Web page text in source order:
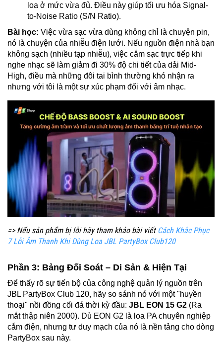
loa ở mức vừa đủ. Điều này giúp tối ưu hóa Signal-
to-Noise Ratio (S/N Ratio).
Bài học: Việc vừa sạc vừa dùng không chỉ là chuyện pin,
nó là chuyện của nhiễu điện lưới. Nếu nguồn điện nhà bạn
không sạch (nhiều tạp nhiễu), việc cắm sạc trực tiếp khi
nghe nhạc sẽ làm giảm đi 30% độ chi tiết của dải Mid-
High, điều mà những đôi tai bình thường khó nhận ra
nhưng với tôi là một sự xúc phạm đối với âm nhạc.
=> Nếu sản phẩm bị lỗi hãy tham khảo bài viết Cách Khắc Phục
7 Lỗi Âm Thanh Khi Dùng Loa JBL PartyBox Club120
Phần 3: Bảng Đối Soát – Di Sản & Hiện Tại
Để thấy rõ sự tiến bộ của công nghệ quản lý nguồn trên
JBL PartyBox Club 120, hãy so sánh nó với một "huyền
thoại" nồi đồng cối đá thời kỳ đầu: JBL EON 15 G2 (Ra
mắt thập niên 2000). Dù EON G2 là loa PA chuyên nghiệp
cắm điện, nhưng tư duy mạch của nó là nền tảng cho dòng
PartyBox sau này.